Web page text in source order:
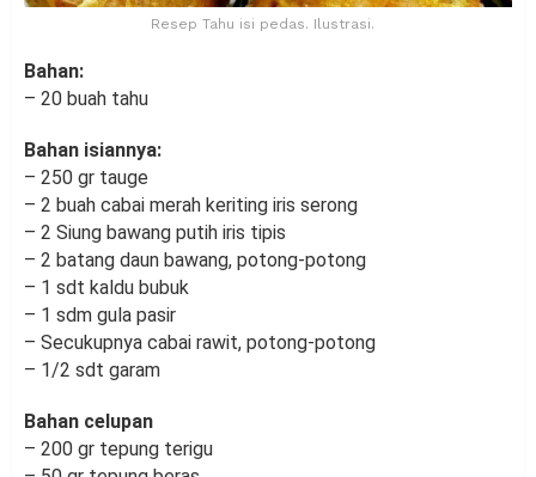
Resep Tahu isi pedas. Ilustrasi.
Bahan:
– 20 buah tahu
Bahan isiannya:
– 250 gr tauge
– 2 buah cabai merah keriting iris serong
– 2 Siung bawang putih iris tipis
– 2 batang daun bawang, potong-potong
– 1 sdt kaldu bubuk
– 1 sdm gula pasir
– Secukupnya cabai rawit, potong-potong
– 1/2 sdt garam
Bahan celupan
– 200 gr tepung terigu